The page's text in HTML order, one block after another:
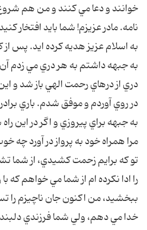
خوانند و دعا مي كنند و من هم
نامه. مادر عزيزم! شما بايد افتخار
به اسلام عزيز هديه كرده ايد. پس
به جبهه داشتم به هر دري مي زدم آن
دري از درهاي رحمت الهي باز شد و
در روي آوردم و موفق شدم. باري
به جبهه براي پيروزي و اگر در اين
مرا همراه خود به پرواز در آورد چه
تو كه برايم زحمت كشيدي، از شما
را ادا نكرده ام از شما مي خواهم كه
ببخشيد، من اكنون جان ناچيزم را
خدا مي دهم، ولي شما فرزندي دلبند